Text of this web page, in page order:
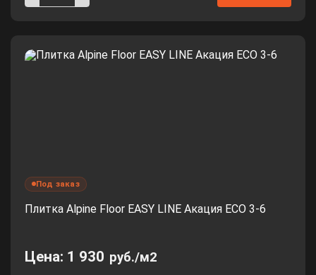
Под заказ
Плитка Alpine Floor EASY LINE Акация ЕСО 3-6
Цена: 1 930 руб./м2